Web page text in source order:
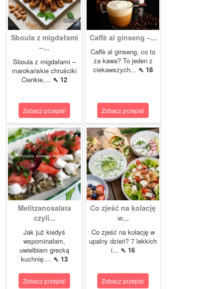
Sboula z migdałami
–...
Sboula z migdałami –
marokańskie chruściki
Cienkie,... ⇖ 12
Zobacz przepis!
Caffè al ginseng –...
Caffè al ginseng, co to
za kawa? To jeden z
ciekawszych... ⇖ 18
Zobacz przepis!
Melitzanosalata
czyli...
Jak już kiedyś
wspominałam,
uwielbiam grecką
kuchnię.... ⇖ 13
Zobacz przepis!
Co zjeść na kolację
w...
Co zjeść na kolację w
upalny dzień? 7 lekkich
i... ⇖ 16
Zobacz przepis!